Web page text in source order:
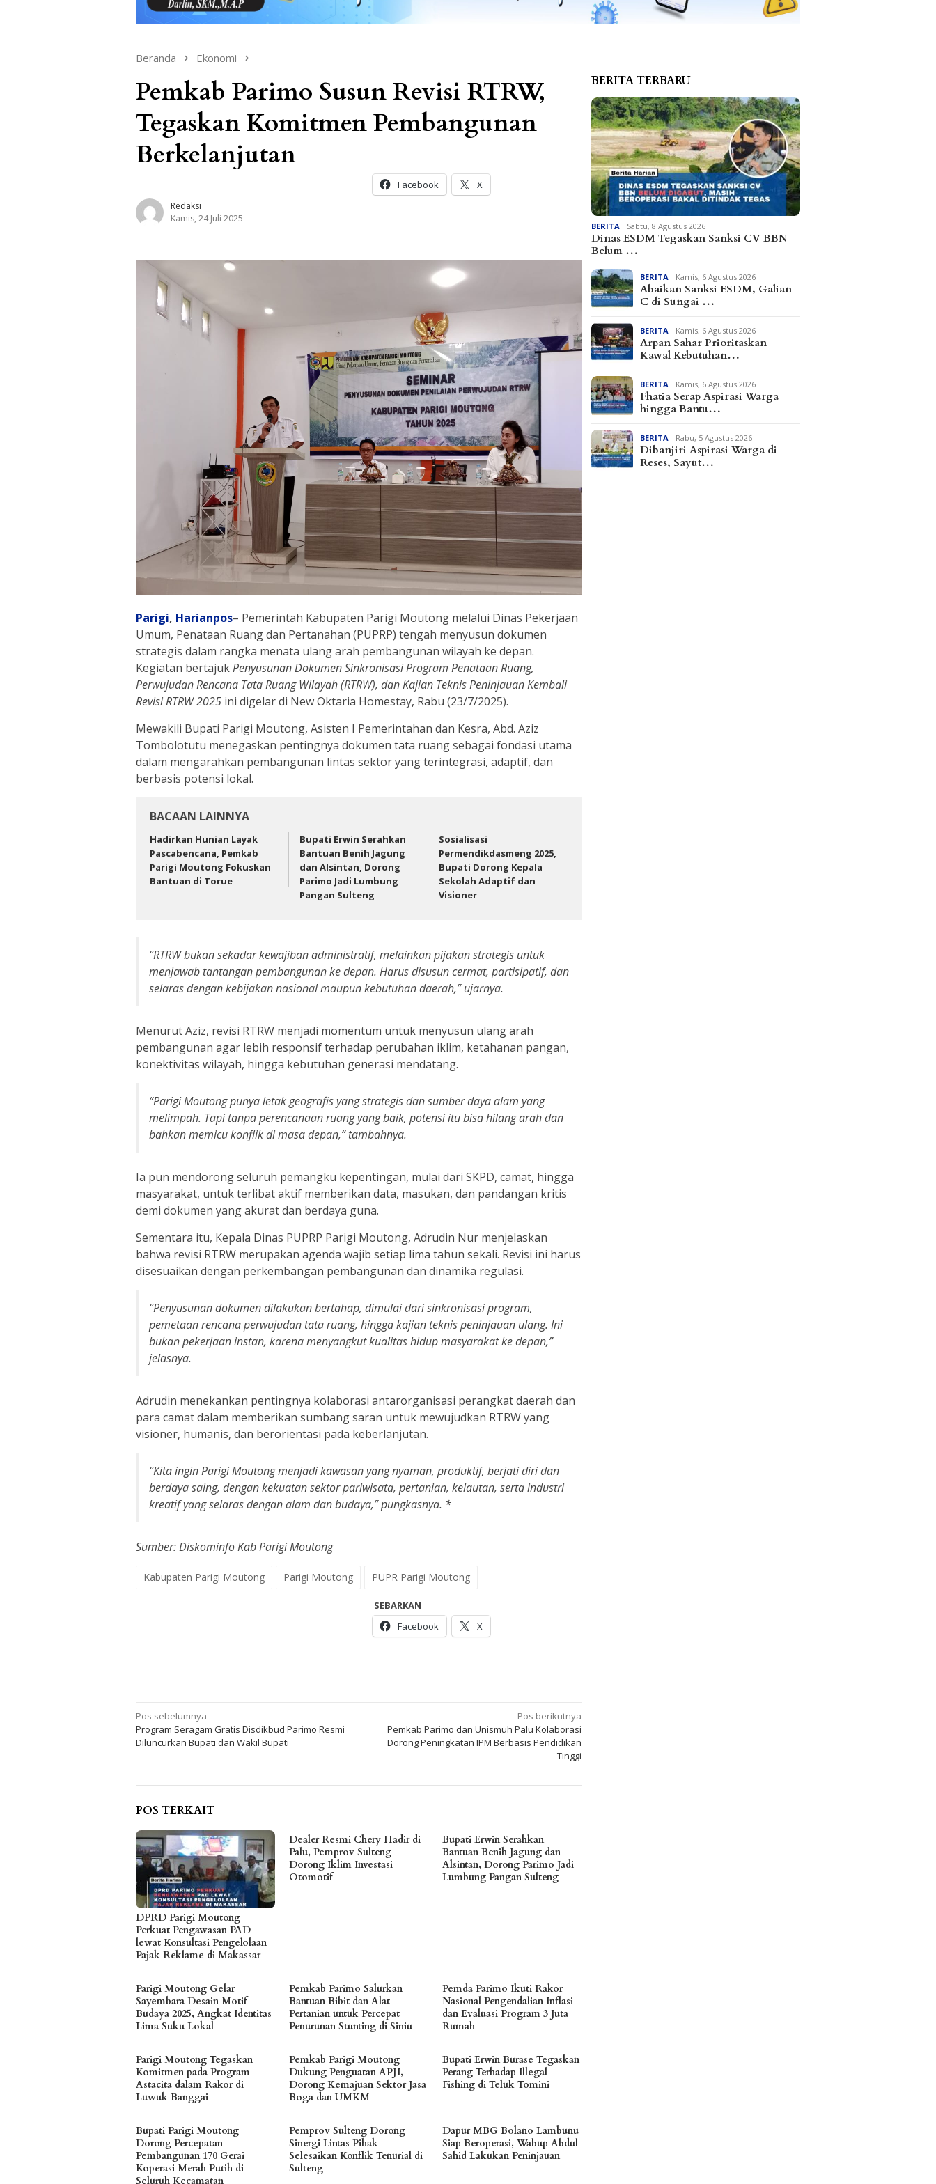
Beranda Ekonomi
Pemkab Parimo Susun Revisi RTRW,
Tegaskan Komitmen Pembangunan
Berkelanjutan
Redaksi
Kamis, 24 Juli 2025
Facebook X
Parigi, Harianpos– Pemerintah Kabupaten Parigi Moutong melalui Dinas Pekerjaan
Umum, Penataan Ruang dan Pertanahan (PUPRP) tengah menyusun dokumen
strategis dalam rangka menata ulang arah pembangunan wilayah ke depan.
Kegiatan bertajukPenyusunan Dokumen Sinkronisasi Program Penataan Ruang,
Perwujudan Rencana Tata Ruang Wilayah (RTRW), dan Kajian Teknis Peninjauan Kembali
Revisi RTRW 2025 ini digelar di New Oktaria Homestay, Rabu (23/7/2025).
Mewakili Bupati Parigi Moutong, Asisten I Pemerintahan dan Kesra, Abd. Aziz
Tombolotutu menegaskan pentingnya dokumen tata ruang sebagai fondasi utama
dalam mengarahkan pembangunan lintas sektor yang terintegrasi, adaptif, dan
berbasis potensi lokal.
BACAAN LAINNYA
Hadirkan Hunian Layak
Pascabencana, Pemkab
Parigi Moutong Fokuskan
Bantuan di Torue
Bupati Erwin Serahkan
Bantuan Benih Jagung
dan Alsintan, Dorong
Parimo Jadi Lumbung
Pangan Sulteng
Sosialisasi
Permendikdasmeng 2025,
Bupati Dorong Kepala
Sekolah Adaptif dan
Visioner
“RTRW bukan sekadar kewajiban administratif, melainkan pijakan strategis untuk
menjawab tantangan pembangunan ke depan. Harus disusun cermat, partisipatif, dan
selaras dengan kebijakan nasional maupun kebutuhan daerah,” ujarnya.
Menurut Aziz, revisi RTRW menjadi momentum untuk menyusun ulang arah
pembangunan agar lebih responsif terhadap perubahan iklim, ketahanan pangan,
konektivitas wilayah, hingga kebutuhan generasi mendatang.
“Parigi Moutong punya letak geografis yang strategis dan sumber daya alam yang
melimpah. Tapi tanpa perencanaan ruang yang baik, potensi itu bisa hilang arah dan
bahkan memicu konflik di masa depan,” tambahnya.
Ia pun mendorong seluruh pemangku kepentingan, mulai dari SKPD, camat, hingga
masyarakat, untuk terlibat aktif memberikan data, masukan, dan pandangan kritis
demi dokumen yang akurat dan berdaya guna.
Sementara itu, Kepala Dinas PUPRP Parigi Moutong, Adrudin Nur menjelaskan
bahwa revisi RTRW merupakan agenda wajib setiap lima tahun sekali. Revisi ini harus
disesuaikan dengan perkembangan pembangunan dan dinamika regulasi.
“Penyusunan dokumen dilakukan bertahap, dimulai dari sinkronisasi program,
pemetaan rencana perwujudan tata ruang, hingga kajian teknis peninjauan ulang. Ini
bukan pekerjaan instan, karena menyangkut kualitas hidup masyarakat ke depan,”
jelasnya.
Adrudin menekankan pentingnya kolaborasi antarorganisasi perangkat daerah dan
para camat dalam memberikan sumbang saran untuk mewujudkan RTRW yang
visioner, humanis, dan berorientasi pada keberlanjutan.
“Kita ingin Parigi Moutong menjadi kawasan yang nyaman, produktif, berjati diri dan
berdaya saing, dengan kekuatan sektor pariwisata, pertanian, kelautan, serta industri
kreatif yang selaras dengan alam dan budaya,” pungkasnya. *
Sumber: Diskominfo Kab Parigi Moutong
Kabupaten Parigi Moutong Parigi Moutong PUPR Parigi Moutong
SEBARKAN
Facebook
X
Navigasi
pos
Pos sebelumnya
Program Seragam Gratis Disdikbud Parimo Resmi
Diluncurkan Bupati dan Wakil Bupati
Pos berikutnya
Pemkab Parimo dan Unismuh Palu Kolaborasi
Dorong Peningkatan IPM Berbasis Pendidikan
Tinggi
POS TERKAIT
DPRD Parigi Moutong
Perkuat Pengawasan PAD
lewat Konsultasi Pengelolaan
Pajak Reklame di Makassar
Dealer Resmi Chery Hadir di
Palu, Pemprov Sulteng
Dorong Iklim Investasi
Otomotif
Bupati Erwin Serahkan
Bantuan Benih Jagung dan
Alsintan, Dorong Parimo Jadi
Lumbung Pangan Sulteng
Parigi Moutong Gelar
Sayembara Desain Motif
Budaya 2025, Angkat Identitas
Lima Suku Lokal
Pemkab Parimo Salurkan
Bantuan Bibit dan Alat
Pertanian untuk Percepat
Penurunan Stunting di Siniu
Pemda Parimo Ikuti Rakor
Nasional Pengendalian Inflasi
dan Evaluasi Program 3 Juta
Rumah
Parigi Moutong Tegaskan
Komitmen pada Program
Astacita dalam Rakor di
Luwuk Banggai
Pemkab Parigi Moutong
Dukung Penguatan APJI,
Dorong Kemajuan Sektor Jasa
Boga dan UMKM
Bupati Erwin Burase Tegaskan
Perang Terhadap Illegal
Fishing di Teluk Tomini
Bupati Parigi Moutong
Dorong Percepatan
Pembangunan 170 Gerai
Koperasi Merah Putih di
Seluruh Kecamatan
Pemprov Sulteng Dorong
Sinergi Lintas Pihak
Selesaikan Konflik Tenurial di
Sulteng
Dapur MBG Bolano Lambunu
Siap Beroperasi, Wabup Abdul
Sahid Lakukan Peninjauan
BERITA TERBARU
BERITA Sabtu, 8 Agustus 2026
Dinas ESDM Tegaskan Sanksi CV BBN
Belum …
BERITA Kamis, 6 Agustus 2026
Abaikan Sanksi ESDM, Galian
C di Sungai …
BERITA Kamis, 6 Agustus 2026
Arpan Sahar Prioritaskan
Kawal Kebutuhan…
BERITA Kamis, 6 Agustus 2026
Fhatia Serap Aspirasi Warga
hingga Bantu…
BERITA Rabu, 5 Agustus 2026
Dibanjiri Aspirasi Warga di
Reses, Sayut…